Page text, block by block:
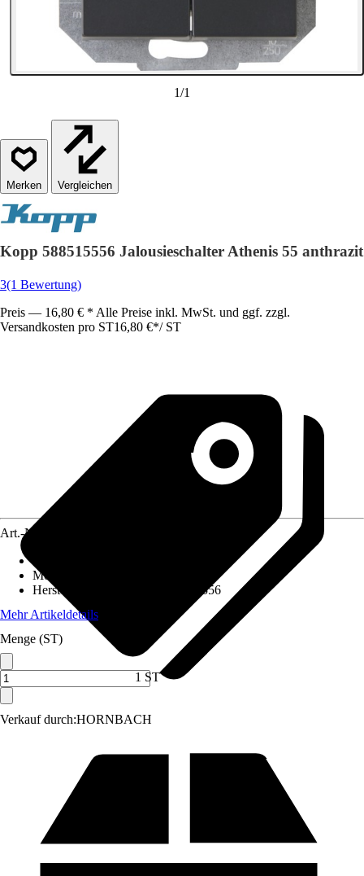
1/1
Vergleichen
Kopp 588515556 Jalousieschalter Athenis 55 anthrazit
3(1 Bewertung)
Preis — 16,80 € * Alle Preise inkl. MwSt. und ggf. zzgl.
Versandkosten pro ST16,80 €*/ ST
Verkauf durch:HORNBACH
Art.-Nr.
Montageart
Herstellerartikelnummer
588515556
Mehr Artikeldetails
Menge (ST)
1 ST